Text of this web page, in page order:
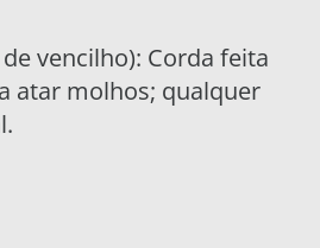
vencilho): Corda feita
atar molhos; qualquer